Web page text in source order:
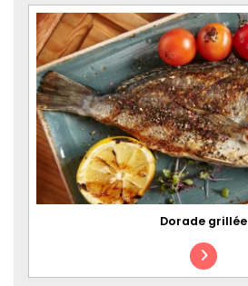
Dorade grillée